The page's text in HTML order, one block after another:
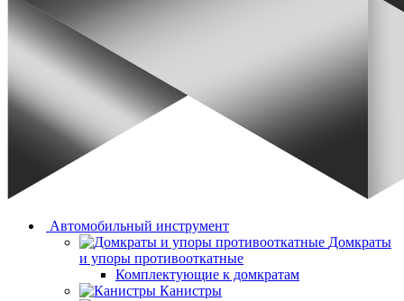
Автомобильный инструмент
Домкраты
и упоры противооткатные
Комплектующие к домкратам
Канистры